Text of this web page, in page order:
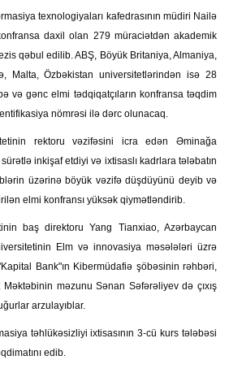
texnologiyaları kafedrasının müdiri Nailə
daxil olan 279 müraciətdən akademik
qəbul edilib. ABŞ, Böyük Britaniya, Almaniya,
Malta, Özbəkistan universitetlərindən isə 28
və gənc elmi tədqiqatçıların konfransa təqdim
nömrəsi ilə dərc olunacaq.
rektoru vəzifəsini icra edən Əminağa
inkişaf etdiyi və ixtisaslı kadrlara tələbatın
üzərinə böyük vəzifə düşdüyünü deyib və
elmi konfransı yüksək qiymətləndirib.
baş direktoru Yang Tianxiao, Azərbaycan
Elm və innovasiya məsələləri üzrə
Bank"ın Kibermüdafiə şöbəsinin rəhbəri,
məzunu Sənan Səfərəliyev də çıxış
arzulayıblar.
təhlükəsizliyi ixtisasının 3-cü kurs tələbəsi
edib.